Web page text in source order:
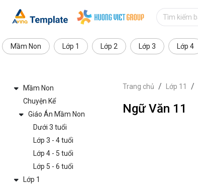
Mầm Non Lớp 1 Lớp 2 Lớp 3 Lớp 4
Mầm Non
Chuyện Kể
Giáo Án Mầm Non
Dưới 3 tuổi
Lớp 3 - 4 tuổi
Lớp 4 - 5 tuổi
Lớp 5 - 6 tuổi
Lớp 1
Trang chủ Lớp 11
Ngữ Văn 11